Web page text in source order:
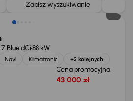
Zapisz wyszukiwanie
Blue dCi88 kW
Navi Klimatronic +2 kolejnych
Cena promocyjna
43 000 zł